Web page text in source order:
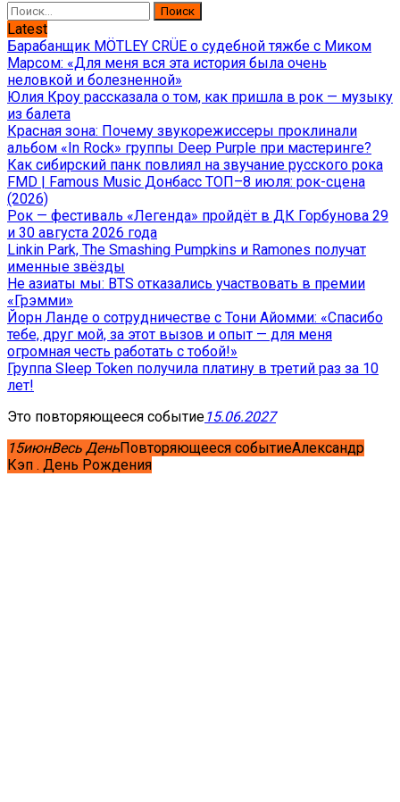
Найти:
Latest
Барабанщик MÖTLEY CRÜE о судебной тяжбе с Миком
Марсом: «Для меня вся эта история была очень
неловкой и болезненной»
Юлия Кроу рассказала о том, как пришла в рок — музыку
из балета
Красная зона: Почему звукорежиссеры проклинали
альбом «In Rock» группы Deep Purple при мастеринге?
Как сибирский панк повлиял на звучание русского рока
FMD | Famous Music Донбасс ТОП–8 июля: рок-сцена
(2026)
Рок — фестиваль «Легенда» пройдёт в ДК Горбунова 29
и 30 августа 2026 года
Linkin Park, The Smashing Pumpkins и Ramones получат
именные звёзды
Не азиаты мы: BTS отказались участвовать в премии
«Грэмми»
Йорн Ланде о сотрудничестве с Тони Айомми: «Спасибо
тебе, друг мой, за этот вызов и опыт — для меня
огромная честь работать с тобой!»
Группа Sleep Token получила платину в третий раз за 10
лет!
Это повторяющееся событие15.06.2027
15июнВесь ДеньПовторяющееся событиеАлександр
Кэп . День Рождения